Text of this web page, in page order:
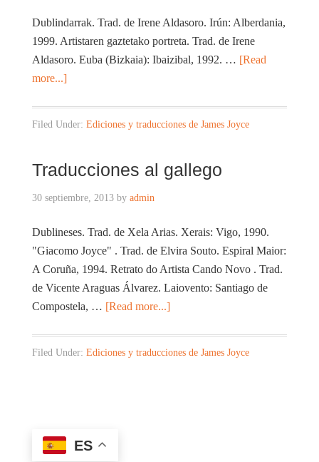
Dublindarrak. Trad. de Irene Aldasoro. Irún: Alberdania,
1999. Artistaren gaztetako portreta. Trad. de Irene
Aldasoro. Euba (Bizkaia): Ibaizibal, 1992. … [Read
more...]
Filed Under: Ediciones y traducciones de James Joyce
Traducciones al gallego
30 septiembre, 2013by admin
Dublineses. Trad. de Xela Arias. Xerais: Vigo, 1990.
"Giacomo Joyce" . Trad. de Elvira Souto. Espiral Maior:
A Coruña, 1994. Retrato do Artista Cando Novo . Trad.
de Vicente Araguas Álvarez. Laiovento: Santiago de
Compostela, … [Read more...]
Filed Under: Ediciones y traducciones de James Joyce
ES